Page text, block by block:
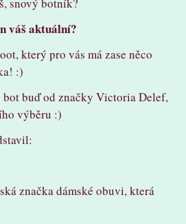
váš aktuální?
který pro vás má zase něco
:)
bot buď od značky Victoria Delef,
výběru :)
značka dámské obuvi, která